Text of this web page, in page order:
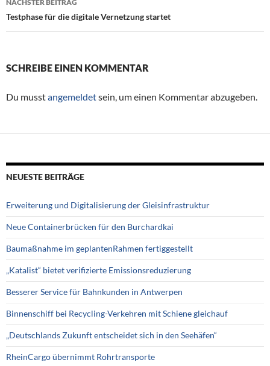
NÄCHSTER BEITRAG
Testphase für die digitale Vernetzung startet
SCHREIBE EINEN KOMMENTAR
Du musstangemeldetsein, um einen Kommentar abzugeben.
NEUESTE BEITRÄGE
Erweiterung und Digitalisierung der Gleisinfrastruktur
Neue Containerbrücken für den Burchardkai
Baumaßnahme im geplantenRahmen fertiggestellt
„Katalist“ bietet verifizierte Emissionsreduzierung
Besserer Service für Bahnkunden in Antwerpen
Binnenschiff bei Recycling-Verkehren mit Schiene gleichauf
„Deutschlands Zukunft entscheidet sich in den Seehäfen“
RheinCargo übernimmt Rohrtransporte